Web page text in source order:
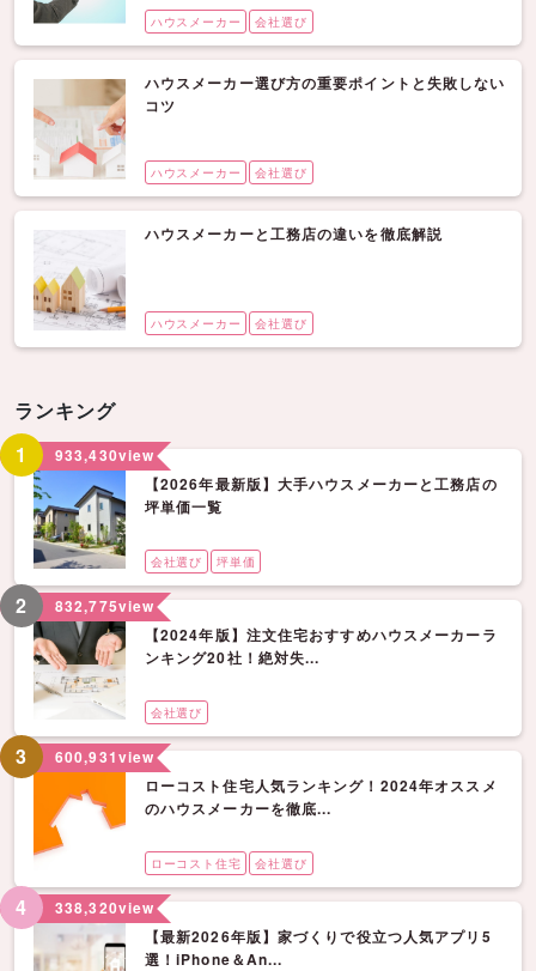
ハウスメーカー 会社選び
ハウスメーカー選び方の重要ポイントと失敗しない
コツ
ハウスメーカー 会社選び
ハウスメーカーと工務店の違いを徹底解説
ハウスメーカー 会社選び
ランキング
1
933,430view
【2026年最新版】大手ハウスメーカーと工務店の
坪単価一覧
会社選び 坪単価
2 832,775view
【2024年版】注文住宅おすすめハウスメーカーラ
ンキング20社！絶対失...
会社選び
3 600,931view
ローコスト住宅人気ランキング！2024年オススメ
のハウスメーカーを徹底...
ローコスト住宅 会社選び
4 338,320view
【最新2026年版】家づくりで役立つ人気アプリ5
選！iPhone＆An...